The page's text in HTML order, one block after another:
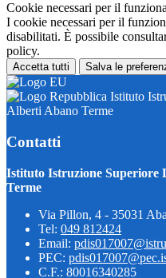
Cookie necessari per il
I cookie necessari per il
disabilitati. È possibile
policy.
Accetta tutti Salva le
Istituto
Alberti Abano Terme
Contatti
Istituto Istruzione Superiore
Terme
Via Pillon, 4 - 35031
Tel: 049 812424
Email:
PEC:
C.F.: 80016340285